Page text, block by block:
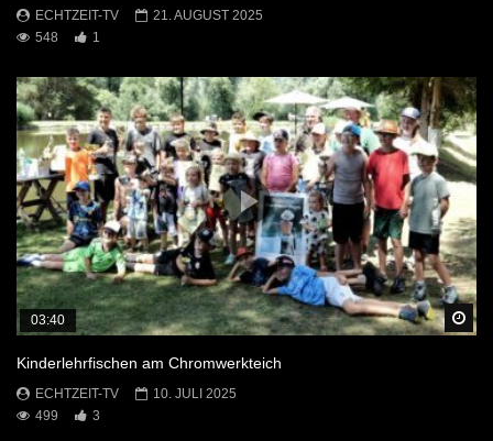
ECHTZEIT-TV
21. AUGUST 2025
548
1
03:40
Kinderlehrfischen am Chromwerkteich
ECHTZEIT-TV
10. JULI 2025
499
3